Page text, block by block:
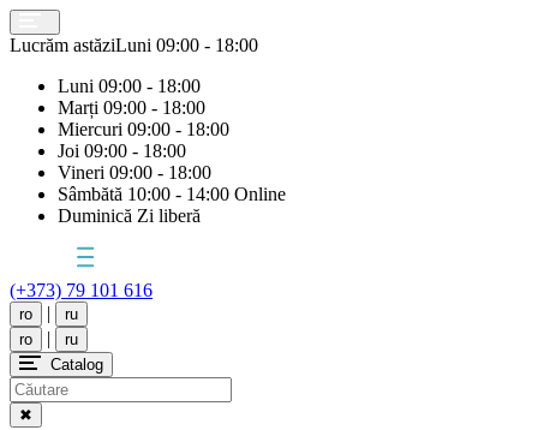
Lucrăm astăziLuni 09:00 - 18:00
Luni 09:00 - 18:00
Marți 09:00 - 18:00
Miercuri 09:00 - 18:00
Joi 09:00 - 18:00
Vineri 09:00 - 18:00
Sâmbătă 10:00 - 14:00 Online
Duminică Zi liberă
(+373) 79 101 616
ro |
ru
ro
|
ru
Catalog
✖